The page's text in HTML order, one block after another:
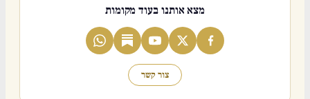
מצא אותנו בעוד מקומות
צור קשר